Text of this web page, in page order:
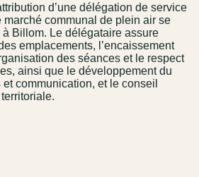
d’une délégation de service
communal de plein air se
Billom. Le délégataire assure
emplacements, l’encaissement
des séances et le respect
ainsi que le développement du
communication, et le conseil